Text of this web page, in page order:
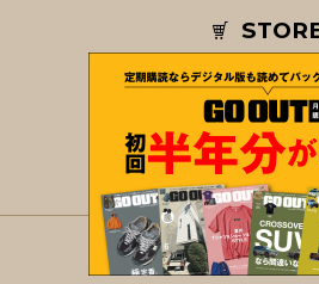
© COPYRIGHT 2026 GO OUT / SAN-EI